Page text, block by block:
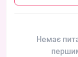
Немає